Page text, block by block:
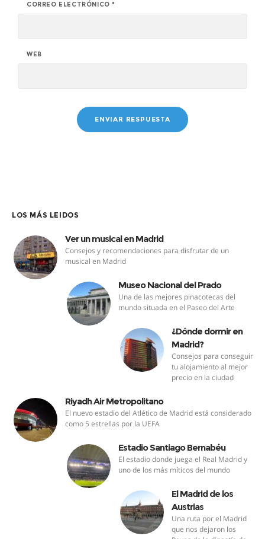
CORREO ELECTRÓNICO*
WEB
LOS MÁS LEIDOS
Ver un musical en Madrid
Consejos y recomendaciones para disfrutar de un
musical en Madrid
Museo Nacional del Prado
Una de las mejores pinacotecas del
mundo situada en el Paseo del Arte
¿Dónde dormir en
Madrid?
Consejos para conseguir
tu alojamiento al mejor
precio en la ciudad
Riyadh Air Metropolitano
El nuevo estadio del Atlético de Madrid está considerado
como 5 estrellas por la UEFA
Estadio Santiago Bernabéu
El estadio donde juega el Real Madrid y
uno de los más míticos del mundo
El Madrid de los
Austrias
Una ruta por el Madrid
que nos dejaron los